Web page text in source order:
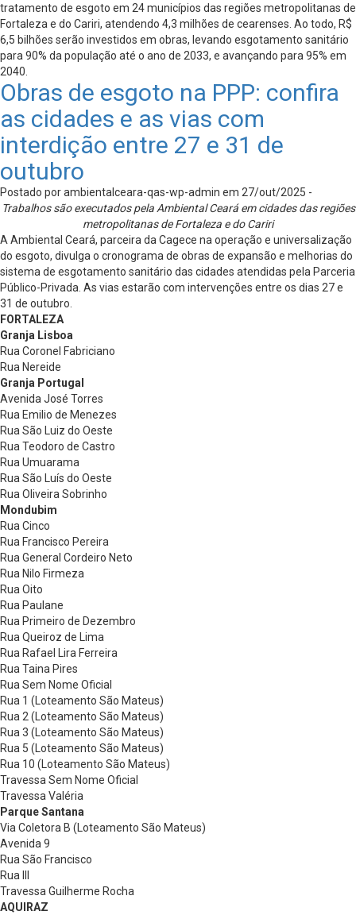
tratamento de esgoto em 24 municípios das regiões metropolitanas de
Fortaleza e do Cariri, atendendo 4,3 milhões de cearenses. Ao todo, R$
6,5 bilhões serão investidos em obras, levando esgotamento sanitário
para 90% da população até o ano de 2033, e avançando para 95% em
2040.
Obras de esgoto na PPP: confira
as cidades e as vias com
interdição entre 27 e 31 de
outubro
Postado por ambientalceara-qas-wp-admin em 27/out/2025 -
Trabalhos são executados pela Ambiental Ceará em cidades das regiões
metropolitanas de Fortaleza e do Cariri
A Ambiental Ceará, parceira da Cagece na operação e universalização
do esgoto, divulga o cronograma de obras de expansão e melhorias do
sistema de esgotamento sanitário das cidades atendidas pela Parceria
Público-Privada. As vias estarão com intervenções entre os dias 27 e
31 de outubro.
FORTALEZA
Granja Lisboa
Rua Coronel Fabriciano
Rua Nereide
Granja Portugal
Avenida José Torres
Rua Emilio de Menezes
Rua São Luiz do Oeste
Rua Teodoro de Castro
Rua Umuarama
Rua São Luís do Oeste
Rua Oliveira Sobrinho
Mondubim
Rua Cinco
Rua Francisco Pereira
Rua General Cordeiro Neto
Rua Nilo Firmeza
Rua Oito
Rua Paulane
Rua Primeiro de Dezembro
Rua Queiroz de Lima
Rua Rafael Lira Ferreira
Rua Taina Pires
Rua Sem Nome Oficial
Rua 1 (Loteamento São Mateus)
Rua 2 (Loteamento São Mateus)
Rua 3 (Loteamento São Mateus)
Rua 5 (Loteamento São Mateus)
Rua 10 (Loteamento São Mateus)
Travessa Sem Nome Oficial
Travessa Valéria
Parque Santana
Via Coletora B (Loteamento São Mateus)
Avenida 9
Rua São Francisco
Rua III
Travessa Guilherme Rocha
AQUIRAZ